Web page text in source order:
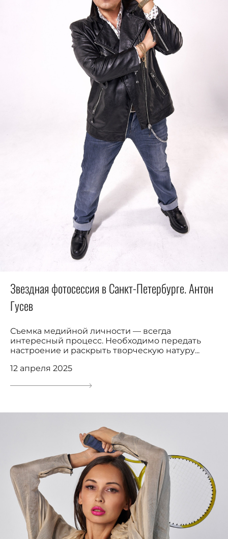
Звездная фотосессия в Санкт-Петербурге. Антон
Гусев
Съемка медийной личности — всегда
интересный процесс. Необходимо передать
настроение и раскрыть творческую натуру...
12 апреля 2025